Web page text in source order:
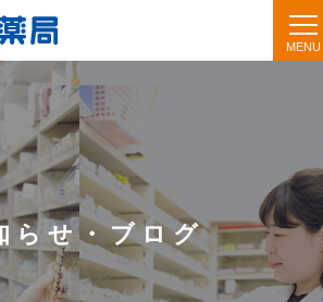
らせ・ブログ